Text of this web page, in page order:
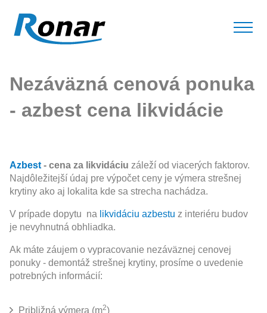
Nezáväzná cenová ponuka
- azbest cena likvidácie
Azbest - cena za likvidáciu záleží od viacerých faktorov.
Najdôležitejší údaj pre výpočet ceny je výmera strešnej
krytiny ako aj lokalita kde sa strecha nachádza.
V prípade dopytu na likvidáciu azbestu z interiéru budov
je nevyhnutná obhliadka.
Ak máte záujem o vypracovanie nezáväznej cenovej
ponuky - demontáž strešnej krytiny, prosíme o uvedenie
potrebných informácií:
Približná výmera (m2)